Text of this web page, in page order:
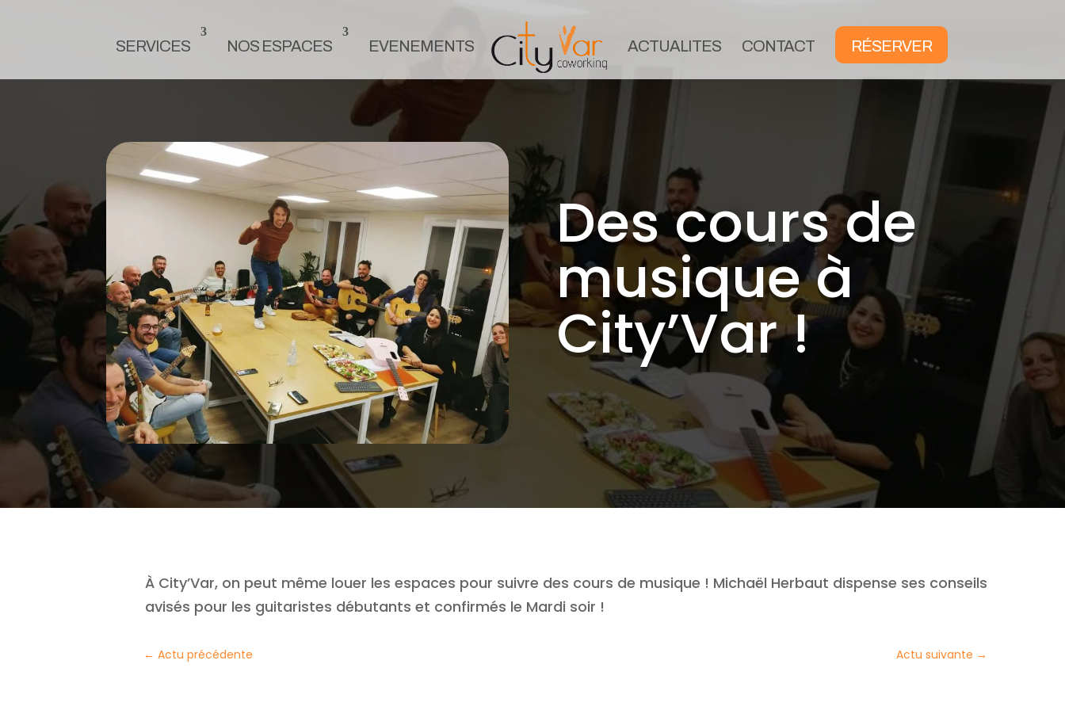
SERVICES NOS ESPACES EVENEMENTS ACTUALITES CONTACT RÉSERVER
Des cours de
musique à
City’Var !
À City’Var, on peut même louer les espaces pour suivre des cours de musique ! Michaël Herbaut dispense ses conseils
avisés pour les guitaristes débutants et confirmés le Mardi soir !
← Actu précédente Actu suivante →